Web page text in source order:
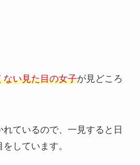
ない見た目の女子が見どころ
ているので、一見すると日
しています。